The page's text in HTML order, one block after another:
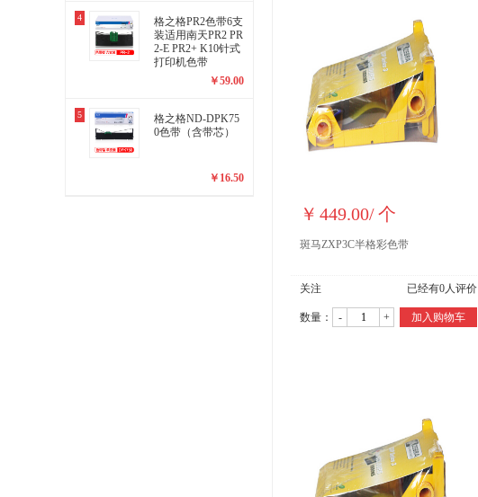
4
格之格PR2色带6支
装适用南天PR2 PR
2-E PR2+ K10针式
打印机色带
￥59.00
5
格之格ND-DPK75
0色带（含带芯）
￥ 16.50
￥ 449.00/个
斑马ZXP3C半格彩色带
关注 已经有0人评价
数量： - + 加入购物车